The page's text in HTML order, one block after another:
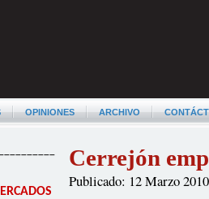
OPINIONES ARCHIVO
Cerrejón
Publicado: 12 Marzo 2010